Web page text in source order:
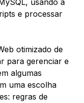
usando a
e processar
otimizado de
para gerenciar e
algumas
uma escolha
regras de